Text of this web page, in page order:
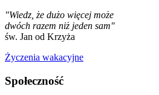
"Wiedz, że dużo więcej może
dwóch razem niż jeden sam"
św. Jan od Krzyża
Życzenia wakacyjne
Społeczność